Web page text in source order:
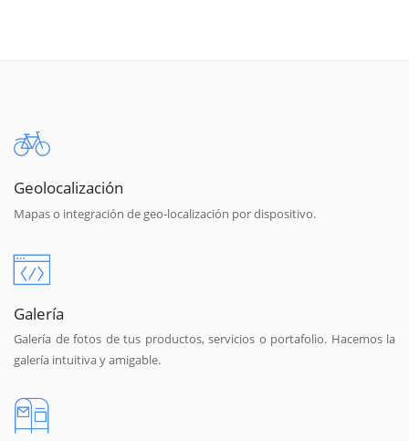
Geolocalización
Mapas o integración de geo-localización por dispositivo.
Galería
Galería de fotos de tus productos, servicios o portafolio. Hacemos la
galería intuitiva y amigable.